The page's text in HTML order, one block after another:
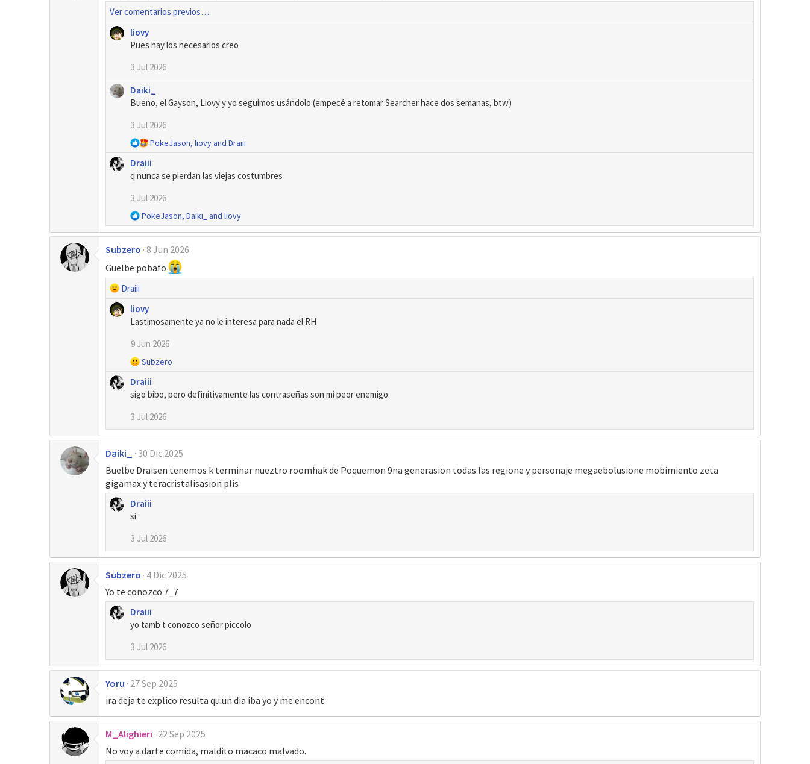
Ver comentarios previos…
liovy
Pues hay los necesarios creo
3 Jul 2026
Daiki_
Bueno, el Gayson, Liovy y yo seguimos usándolo (empecé a retomar Searcher hace dos semanas, btw)
3 Jul 2026
R
a
c
i
o
n
e
s
:
PokeJason, liovyand Draiii
Draiii
q nunca se pierdan las viejas costumbres
3 Jul 2026
R
e
a
c
i
e
s
PokeJason, Daiki_ and liovy
Subzero 8 Jun 2026
Guelbe pobafo
R
a
n
e
Draiii
liovy
Lastimosamente ya no le interesa para nada el RH
9 Jun 2026
R
a
c
i
o
n
e
:
Subzero
Draiii
sigo bibo, pero definitivamente las contraseñas son mi peor enemigo
3 Jul 2026
Daiki_
30 Dic 2025
Buelbe Draisen tenemos k terminar nueztro roomhak de Poquemon 9na generasion todas las regione y personaje megaebolusione mobimiento zeta
gigamax y teracristalisasion plis
Draiii
si
3 Jul 2026
Subzero 4 Dic 2025
Yo te conozco 7_7
Draiii
yo tamb t conozco señor piccolo
3 Jul 2026
Yoru 27 Sep 2025
ira deja te explico resulta qu un dia iba yo y me encont
M_Alighieri 22 Sep 2025
No voy a darte comida, maldito macaco malvado.